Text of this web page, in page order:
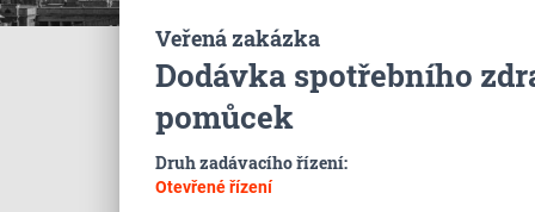
Veřená zakázka
Dodávka spotřebního
pomůcek
Druh zadávacího řízení:
Otevřené řízení